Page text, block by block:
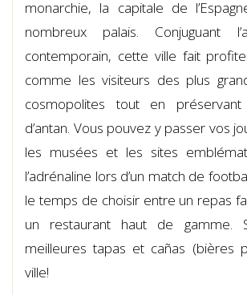
monarchie, la capitale de
nombreux palais. Conjuguant
contemporain, cette ville fait
comme les visiteurs des plus
cosmopolites tout en
d’antan. Vous pouvez y passer vos
les musées et les sites
l’adrénaline lors d’un match de
le temps de choisir entre un repas
un restaurant haut de gamme.
meilleures tapas et cañas (bières
ville!